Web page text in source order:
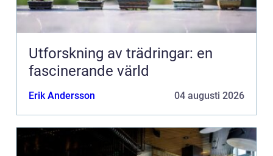
Utforskning av trädringar: en
fascinerande värld
Erik Andersson 04 augusti 2026